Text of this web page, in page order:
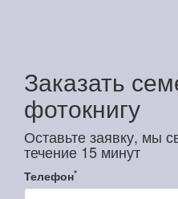
Заказать
фотокнигу
Оставьте заявку, мы
течение 15 минут
Телефон*